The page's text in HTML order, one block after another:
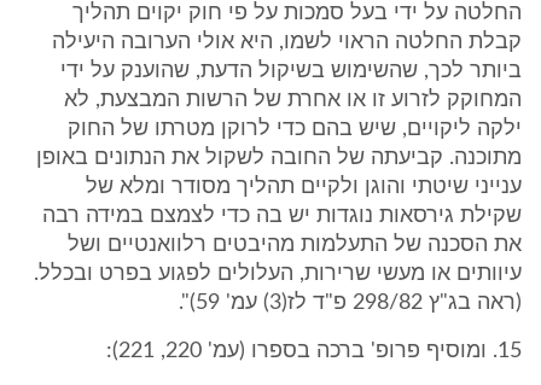
החלטה על ידי בעל סמכות על פי חוק יקוים תהליך
קבלת החלטה הראוי לשמו, היא אולי הערובה היעילה
ביותר לכך, שהשימוש בשיקול הדעת, שהוענק על ידי
המחוקק לזרוע זו או אחרת של הרשות המבצעת, לא
ילקה ליקויים, שיש בהם כדי לרוקן מטרתו של החוק
מתוכנה. קביעתה של החובה לשקול את הנתונים באופן
ענייני שיטתי והוגן ולקיים תהליך מסודר ומלא של
שקילת גירסאות נוגדות יש בה כדי לצמצם במידה רבה
את הסכנה של התעלמות מהיבטים רלוואנטיים ושל
עיוותים או מעשי שרירות, העלולים לפגוע בפרט ובכלל.
(ראה בג"ץ 298/82 פ"ד לז(3) עמ' 59)".
15. ומוסיף פרופ' ברכה בספרו (עמ' 220, 221):